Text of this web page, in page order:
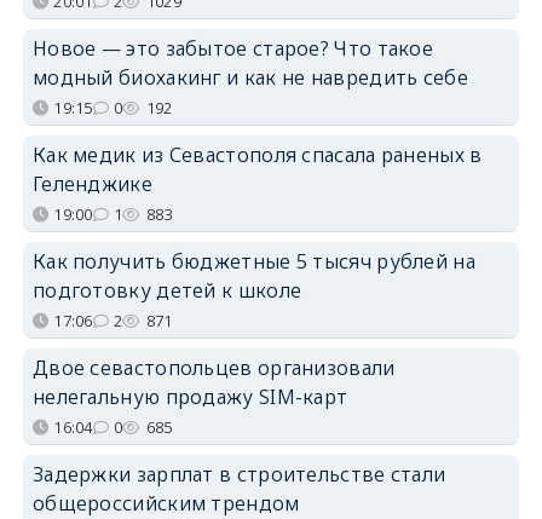
Новое — это забытое старое? Что такое
модный биохакинг и как не навредить себе
19:15 0 192
Как медик из Севастополя спасала раненых в
Геленджике
19:00 1 883
Как получить бюджетные 5 тысяч рублей на
подготовку детей к школе
17:06 2 871
Двое севастопольцев организовали
нелегальную продажу SIM-карт
16:04 0 685
Задержки зарплат в строительстве стали
общероссийским трендом